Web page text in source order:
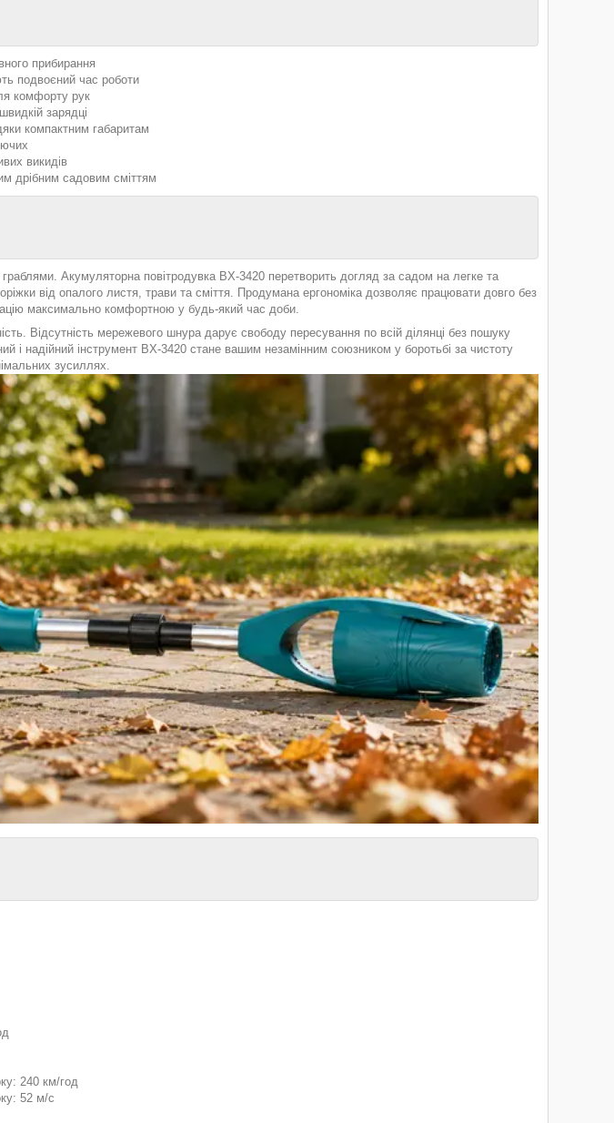
прибирання
подвоєний час роботи
комфорту рук
зарядці
компактним габаритам
викидів
дрібним садовим сміттям
Акумуляторна повітродувка BX-3420 перетворить догляд за садом на легке та
від опалого листя, трави та сміття. Продумана ергономіка дозволяє працювати довго без
максимально комфортною у будь-який час доби.
Відсутність мережевого шнура дарує свободу пересування по всій ділянці без пошуку
і надійний інструмент BX-3420 стане вашим незамінним союзником у боротьбі за чистоту
зусиллях.
240 км/год
52 м/с